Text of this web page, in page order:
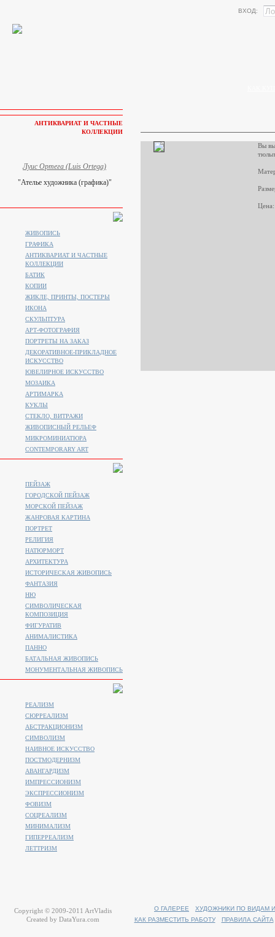
ВХОД:
Вы
АНТИКВАРИАТ И ЧАСТНЫЕ
КОЛЛЕКЦИИ
Луис Ортега (Luis Ortega)
"Ателье художника (графика)"
ЖИВОПИСЬ
ГРАФИКА
АНТИКВАРИАТ И ЧАСТНЫЕ
КОЛЛЕКЦИИ
БАТИК
КОПИИ
ЖИКЛЕ, ПРИНТЫ, ПОСТЕРЫ
ИКОНА
СКУЛЬПТУРА
АРТ-ФОТОГРАФИЯ
ПОРТРЕТЫ НА ЗАКАЗ
ДЕКОРАТИВНОЕ-ПРИКЛАДНОЕ
ИСКУССТВО
ЮВЕЛИРНОЕ ИСКУССТВО
МОЗАИКА
АРТИМАРКА
КУКЛЫ
СТЕКЛО, ВИТРАЖИ
ЖИВОПИСНЫЙ РЕЛЬЕФ
МИКРОМИНИАТЮРА
CONTEMPORARY ART
ПЕЙЗАЖ
ГОРОДСКОЙ ПЕЙЗАЖ
МОРСКОЙ ПЕЙЗАЖ
ЖАНРОВАЯ КАРТИНА
ПОРТРЕТ
РЕЛИГИЯ
НАТЮРМОРТ
АРХИТЕКТУРА
ИСТОРИЧЕСКАЯ ЖИВОПИСЬ
ФАНТАЗИЯ
НЮ
СИМВОЛИЧЕСКАЯ
КОМПОЗИЦИЯ
ФИГУРАТИВ
АНИМАЛИСТИКA
ПАННО
БАТАЛЬНАЯ ЖИВОПИСЬ
МОНУМЕНТАЛЬНАЯ ЖИВОПИСЬ
РЕАЛИЗМ
СЮРРЕАЛИЗМ
АБСТРАКЦИОНИЗМ
СИМВОЛИЗМ
НАИВНОЕ ИСКУССТВО
ПОСТМОДЕРНИЗМ
АВАНГАРДИЗМ
ИМПРЕССИОНИЗМ
ЭКСПРЕССИОНИЗМ
ФОВИЗМ
СОЦРЕАЛИЗМ
МИНИМАЛИЗМ
ГИПЕРРЕАЛИЗМ
ЛЕТТРИЗМ
О ГАЛЕРЕЕ
ХУДОЖНИКИ ПО ВИДАМ
КАК РАЗМЕСТИТЬ РАБОТУ
ПРАВИЛА САЙТА
Copyright © 2009-2011 ArtVladis
Created by DataYura.com